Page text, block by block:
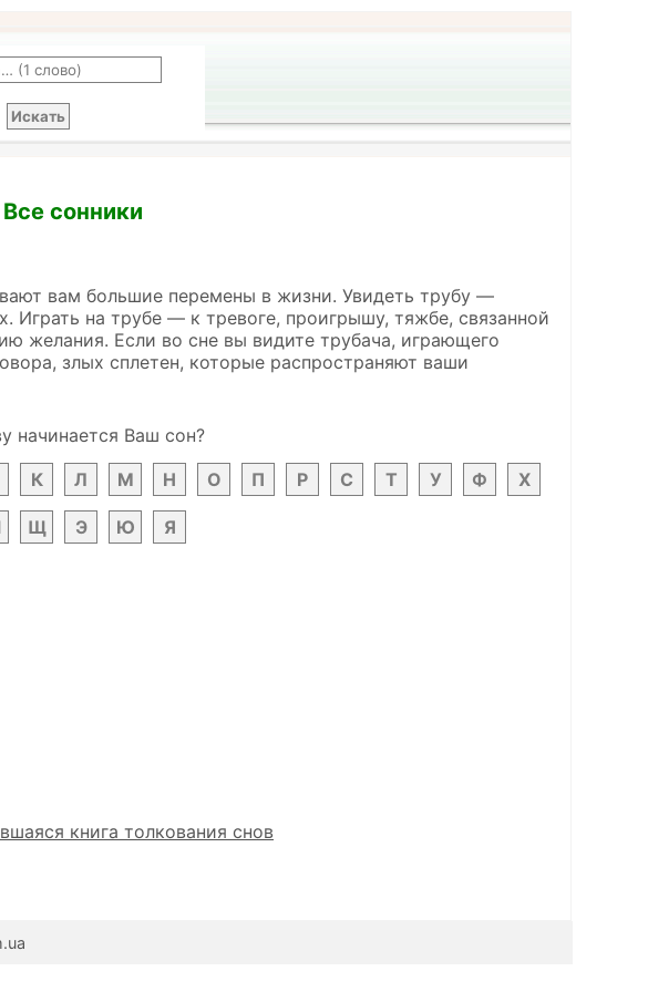
сонники
вам большие перемены в жизни. Увидеть трубу —
Играть на трубе — к тревоге, проигрышу, тяжбе, связанной
желания. Если во сне вы видите трубача, играющего
злых сплетен, которые распространяют ваши
начинается Ваш сон?
К Л М Н О П Р С Т У Ф Х
Щ Э Ю Я
книга толкования снов